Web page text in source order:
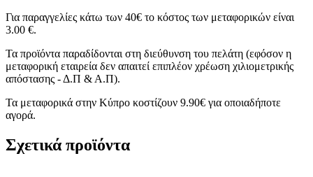
Για παραγγελίες κάτω των 40€ το κόστος των μεταφορικών είναι
3.00 €.
Τα προϊόντα παραδίδονται στη διεύθυνση του πελάτη (εφόσον η
μεταφορική εταιρεία δεν απαιτεί επιπλέον χρέωση χιλιομετρικής
απόστασης - Δ.Π & Α.Π).
Τα μεταφορικά στην Κύπρο κοστίζουν 9.90€ για οποιαδήποτε
αγορά.
Σχετικά προϊόντα